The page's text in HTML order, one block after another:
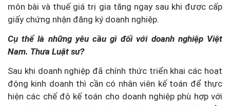
môn bài và thuế giá trị gia tăng ngay sau khi được cấp
giấy chứng nhận đăng ký doanh nghiệp.
Cụ thể là những yêu cầu gì đối với doanh nghiệp Việt
Nam. Thưa Luật sư?
Sau khi doanh nghiệp đã chính thức triển khai các hoạt
động kinh doanh thì cần có nhân viên kế toán để thực
hiện các chế độ kế toán cho doanh nghiệp phù hợp với